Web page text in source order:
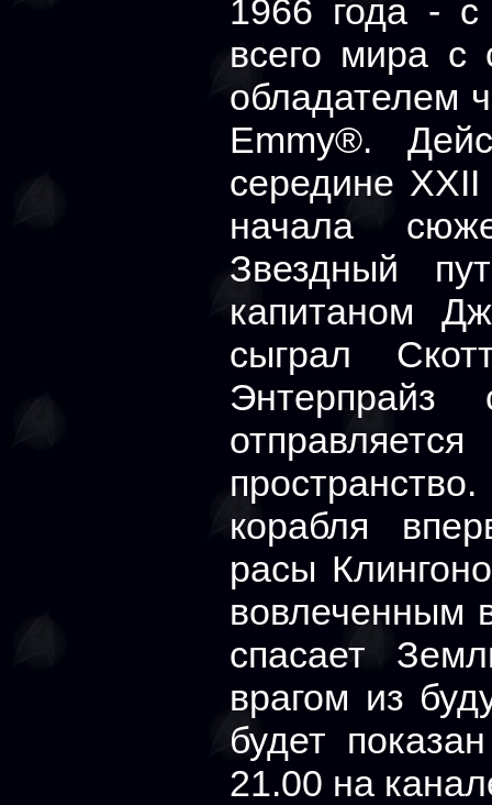
1966 года - с
всего мира c
обладателем
Emmy®.
середине
начала
Звездный
капитаном
сыграл
Энтерпрайз
корабля
расы
вовлеченным
спасает
врагом из
будет
21.00 на